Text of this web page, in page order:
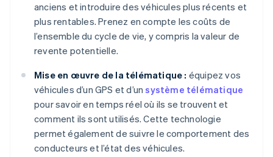
anciens et introduire des véhicules plus récents et
plus rentables. Prenez en compte les coûts de
l’ensemble du cycle de vie, y compris la valeur de
revente potentielle.
Mise en œuvre de la télématique : équipez vos
véhicules d’un GPS et d’unsystème télématique
pour savoir en temps réel où ils se trouvent et
comment ils sont utilisés. Cette technologie
permet également de suivre le comportement des
conducteurs et l’état des véhicules.